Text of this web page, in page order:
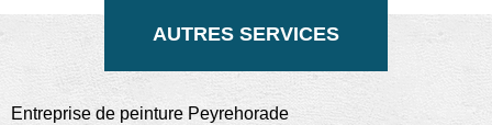
AUTRES SERVICES
Entreprise de peinture Peyrehorade